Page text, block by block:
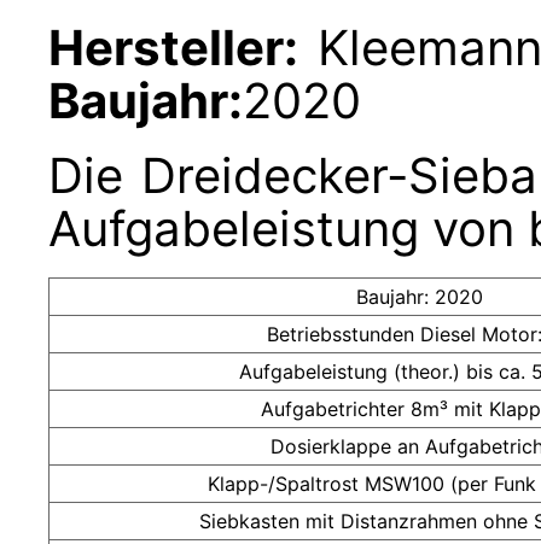
Hersteller:
Baujahr:2020
Die Dreidecker-
Aufgabeleistung von
Baujahr: 2020
Betriebsstunden Diesel
Aufgabeleistung (theor.) bis ca.
Aufgabetrichter 8m³ mit
Dosierklappe an
Klapp-/Spaltrost MSW100 (per
Siebkasten mit Distanzrahmen ohne